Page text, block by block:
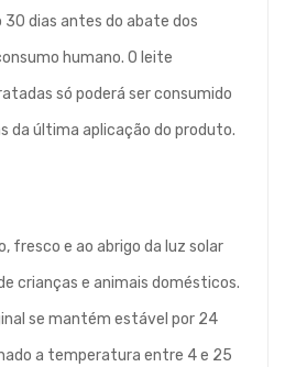
dias antes do abate dos
humano. O leite
só poderá ser consumido
da última aplicação do produto.
fresco e ao abrigo da luz solar
crianças e animais domésticos.
se mantém estável por 24
a temperatura entre 4 e 25